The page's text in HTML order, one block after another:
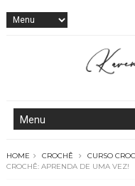
HOME CROCHÊ CURSO
CROCHÊ: APRENDA DE UMA VEZ!